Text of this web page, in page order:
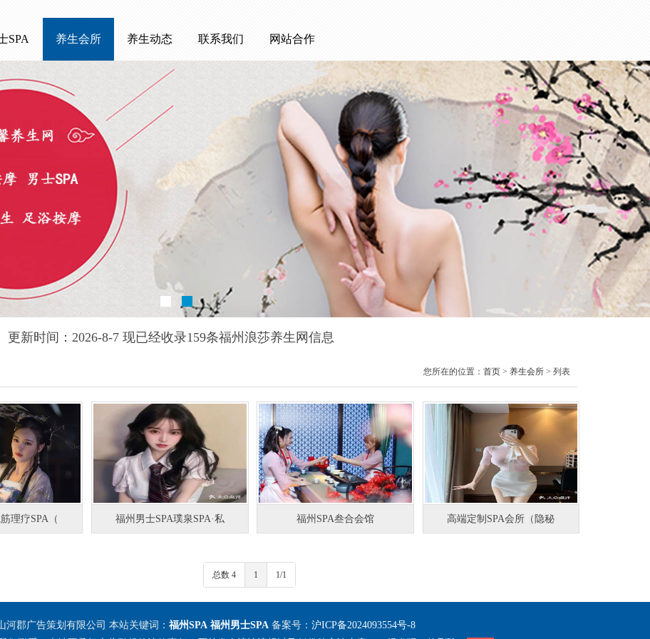
SPA 养生会所 养生动态 联系我们 网站合作
更新时间：2026-8-7 现已经收录159条福州浪莎养生网信息
您所在的位置： 首页 > 养生会所 > 列表
理疗SPA（ 福州男士SPA璞泉SPA·私 福州SPA叁合会馆 高端定制SPA会所（隐秘
总数 4 1 1/1
河郡广告策划有限公司 本站关键词： 福州SPA 福州男士SPA 备案号： 沪ICP备2024093554号-8